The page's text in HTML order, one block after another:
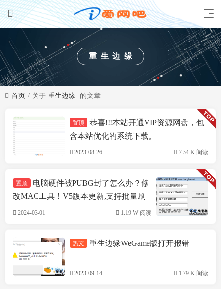
重生边缘
首页 关于 重生边缘 的文章
技术方案
置顶
恭喜!!!本站开通VIP资源网盘，包
含本站优化的系统下载。
2023-08-26 7.54 K 阅读
置顶
电脑硬件被PUBG封了怎么办？修
改MAC工具！V5版本更新,支持批量刷
机,支持INTEL&瑞立网卡
2024-03-01 1.19 W 阅读
游戏问题
热文 重生边缘WeGame版打开报错
2023-09-14 1.79 K 阅读